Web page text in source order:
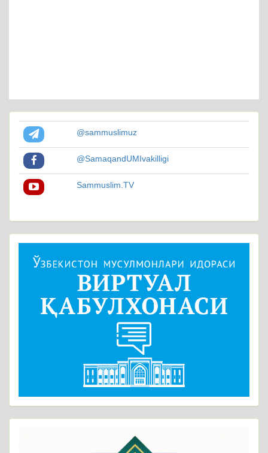
@sammuslimuz
@SamaqandUMIvakilligi
Sammuslim.TV